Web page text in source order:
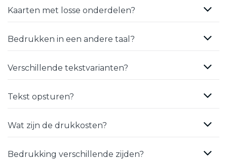
Kaarten met losse onderdelen?
Bedrukken in een andere taal?
Verschillende tekstvarianten?
Tekst opsturen?
Wat zijn de drukkosten?
Bedrukking verschillende zijden?